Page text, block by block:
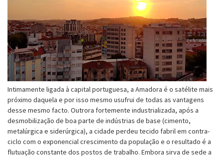
Intimamente ligada à capital portuguesa, a Amadora é o satélite mais
próximo daquela e por isso mesmo usufrui de todas as vantagens
desse mesmo facto. Outrora fortemente industrializada, após a
desmobilização de boa parte de indústrias de base (cimento,
metalúrgica e siderúrgica), a cidade perdeu tecido fabril em contra-
ciclo com o exponencial crescimento da população e o resultado é a
flutuação constante dos postos de trabalho. Embora sirva de sede a